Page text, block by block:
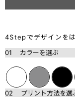
4Stepでデザインを
01
カラーを選ぶ
02 プリント方法を選